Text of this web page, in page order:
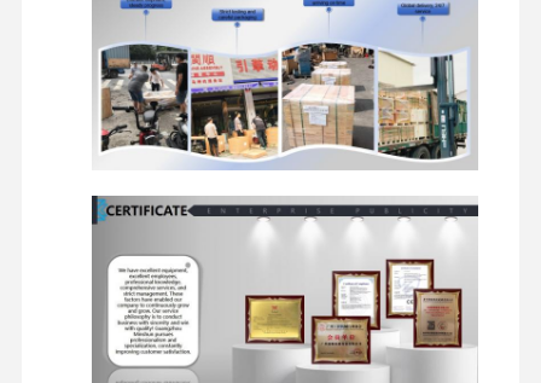
Bauteile aus Kautschuk
Gummidichtungen,
Rohrleitungen aus Gummi
Ausrüstungskomponenten
Reisebänder,
Reduzierungsräder,
Getriebesätze
Komponenten der Kabine
Steuerhebel, Steuergriffe,
Alarmanlage,
Sicherheitsgurte, Pedale
Arbeitsgeräte
Ausgereift mit einer Breite
mehr als 20 mm, jedoch